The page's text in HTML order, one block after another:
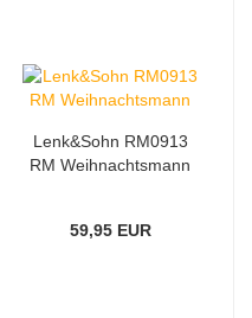
Lenk&Sohn RM0913
RM Weihnachtsmann
59,95 EUR